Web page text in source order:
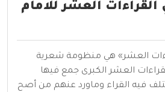
العشر للامام
العشر» هي منظومة شعرية
العشر الكبرى جمع فيها
فيه القراء وماورد عنهم من أصح